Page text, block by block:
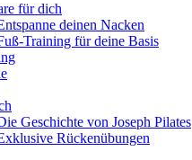
für dich
deinen Nacken
Training für deine Basis
Geschichte von Joseph Pilates
Rückenübungen